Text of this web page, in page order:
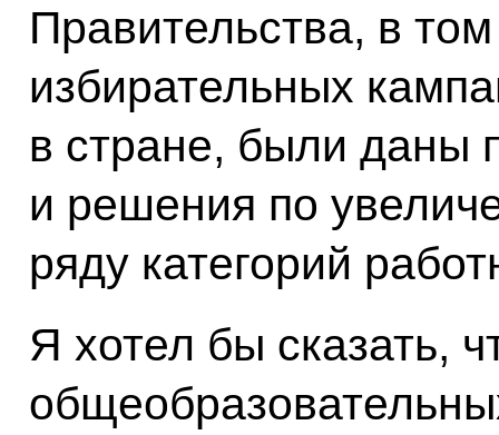
Правительства, в
избирательных
в стране, были даны
и решения по
ряду категорий
Я хотел бы сказать,